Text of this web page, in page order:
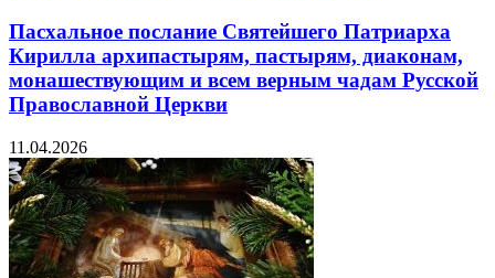
Пасхальное послание Святейшего Патриарха
Кирилла архипастырям, пастырям, диаконам,
монашествующим и всем верным чадам Русской
Православной Церкви
11.04.2026